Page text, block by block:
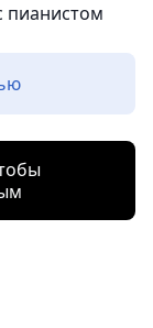
пианистом